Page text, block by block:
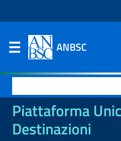
ANBSC
per:
Piattaforma
Destinazioni